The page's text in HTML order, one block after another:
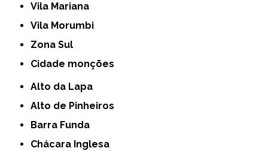
Vila Mariana
Vila Morumbi
Zona Sul
cidade monções
Alto da Lapa
Alto de Pinheiros
Barra Funda
Chácara Inglesa